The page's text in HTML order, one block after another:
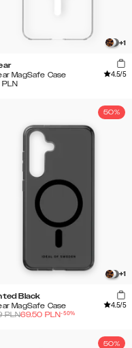
+1
MagSafe Case
4.5/5
PLN
50%
+1
Black
MagSafe Case
4.5/5
PLN69.50 PLN-50%
50%